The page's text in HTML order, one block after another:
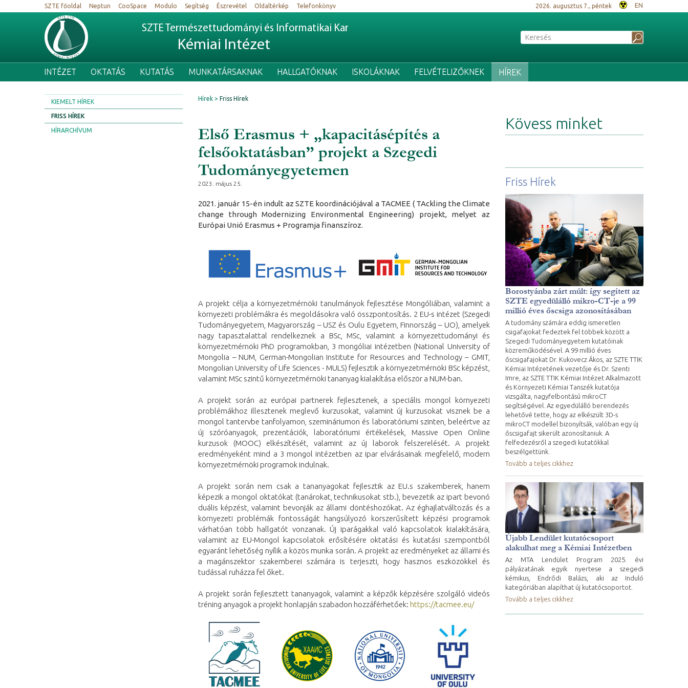
SZTE főoldal Neptun CooSpace Modulo Segítség Észrevétel Oldaltérkép Telefonkönyv 2026. augusztus 7., péntek EN
SZTE Természettudományi és Informatikai Kar
Kémiai Intézet
INTÉZET OKTATÁS KUTATÁS MUNKATÁRSAKNAK HALLGATÓKNAK ISKOLÁKNAK FELVÉTELIZŐKNEK HÍREK
KIEMELT HÍREK
FRISS HÍREK
HÍRARCHÍVUM
Hírek Friss Hírek
Első Erasmus + „kapacitásépítés a
felsőoktatásban” projekt a Szegedi
Tudományegyetemen
2023. május 25.
2021. január 15-én indult az SZTE koordinációjával a TACMEE ( TAckling the Climate
change through Modernizing Environmental Engineering) projekt, melyet az
Európai Unió Erasmus + Programja finanszíroz.
A projekt célja a környezetmérnöki tanulmányok fejlesztése Mongóliában, valamint a
környezeti problémákra és megoldásokra való összpontosítás. 2 EU-s intézet (Szegedi
Tudományegyetem, Magyarország – USZ és Oulu Egyetem, Finnország – UO), amelyek
nagy tapasztalattal rendelkeznek a BSc, MSc, valamint a környezettudományi és
környezetmérnöki PhD programokban, 3 mongóliai intézetben (National University of
Mongolia – NUM, German-Mongolian Institute for Resources and Technology – GMIT,
Mongolian University of Life Sciences - MULS) fejlesztik a környezetmérnöki BSc képzést,
valamint MSc szintű környezetmérnöki tananyag kialakítása először a NUM-ban.
A projekt során az európai partnerek fejlesztenek, a speciális mongol környezeti
problémákhoz illesztenek meglevő kurzusokat, valamint új kurzusokat visznek be a
mongol tantervbe tanfolyamon, szemináriumon és laboratóriumi szinten, beleértve az
új szóróanyagok, prezentációk, laboratóriumi értékelések, Massive Open Online
kurzusok (MOOC) elkészítését, valamint az új laborok felszerelését. A projekt
eredményeként mind a 3 mongol intézetben az ipar elvárásainak megfelelő, modern
környezetmérnöki programok indulnak.
A projekt során nem csak a tananyagokat fejlesztik az EU.s szakemberek, hanem
képezik a mongol oktatókat (tanárokat, technikusokat stb.), bevezetik az ipart bevonó
duális képzést, valamint bevonják az állami döntéshozókat. Az éghajlatváltozás és a
környezeti problémák fontosságát hangsúlyozó korszerűsített képzési programok
várhatóan több hallgatót vonzanak. Új iparágakkal való kapcsolatok kialakítására,
valamint az EU-Mongol kapcsolatok erősítésére oktatási és kutatási szempontból
egyaránt lehetőség nyílik a közös munka során. A projekt az eredményeket az állami és
a magánszektor szakemberei számára is terjeszti, hogy hasznos eszközökkel és
tudással ruházza fel őket.
A projekt során fejlesztett tananyagok, valamint a képzők képzésére szolgáló videós
tréning anyagok a projekt honlapján szabadon hozzáférhetőek: https://tacmee.eu/
Kövess minket
Friss Hírek
Borostyánba zárt múlt: így segített az
SZTE egyedülálló mikro-CT-je a 99
millió éves őscsiga azonosításában
A tudomány számára eddig ismeretlen
csigafajokat fedeztek fel többek között a
Szegedi Tudományegyetem kutatóinak
közreműködésével. A 99 millió éves
őscsigafajokat Dr. Kukovecz Ákos, az SZTE TTIK
Kémiai Intézetének vezetője és Dr. Szenti
Imre, az SZTE TTIK Kémiai Intézet Alkalmazott
és Környezeti Kémiai Tanszék kutatója
vizsgálta, nagyfelbontású mikroCT
segítségével. Az egyedülálló berendezés
lehetővé tette, hogy az elkészült 3D-s
mikroCT modellel bizonyítsák, valóban egy új
őscsigafajt sikerült azonosítaniuk. A
felfedezésről a szegedi kutatókkal
beszélgettünk.
Tovább a teljes cikkhez
Újabb Lendület kutatócsoport
alakulhat meg a Kémiai Intézetben
Az MTA Lendület Program 2025. évi
pályázatának egyik nyertese a szegedi
kémikus, Endrődi Balázs, aki az Induló
kategóriában alapíthat új kutatócsoportot.
Tovább a teljes cikkhez